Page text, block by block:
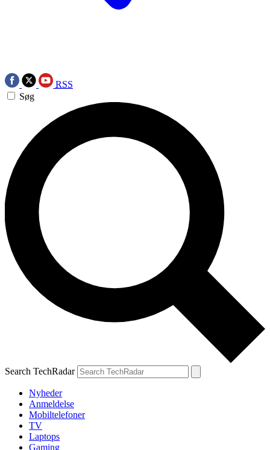
RSS
Søg
Search TechRadar
Nyheder
Anmeldelse
Mobiltelefoner
TV
Laptops
Gaming